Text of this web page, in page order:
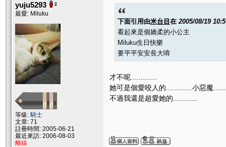
yuju5293
最愛: Miluku
等級:騎士
文章: 71
註冊時間: 2005-06-21
最近來訪: 2006-08-03
離線
下面引用由米台目在 2005/08/19
看起來是個嬌柔的小公主
Miluku生日快樂
要平平安安長大唷
才不呢.............
她可是個愛咬人的.............小惡魔......
不過我還是超愛她的............